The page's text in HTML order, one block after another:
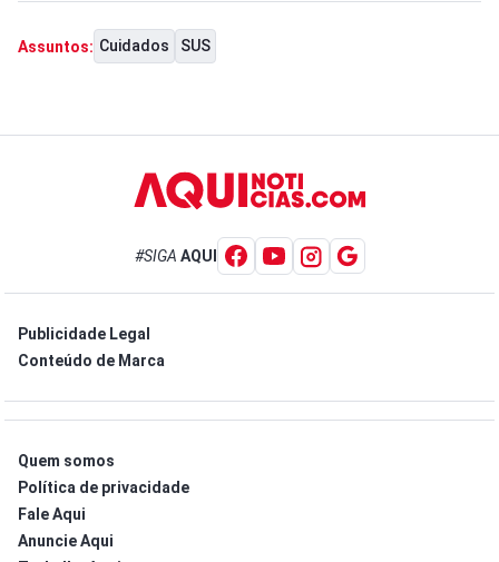
Assuntos: Cuidados SUS
#SIGA AQUI
Publicidade Legal
Conteúdo de Marca
Quem somos
Política de privacidade
Fale Aqui
Anuncie Aqui